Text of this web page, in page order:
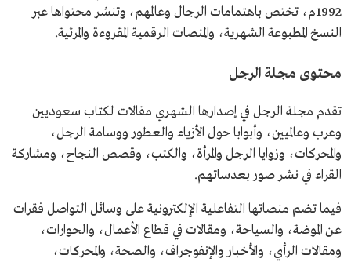
1992م، تختص باهتمامات الرجال وعالمهم، وتنشر محتواها عبر
النسخ المطبوعة الشهرية، والمنصات الرقمية المقروءة والمرئية.
محتوى مجلة الرجل
تقدم مجلة الرجل في إصدارها الشهري مقالات لكتاب سعوديين
وعرب وعالميين، وأبوابا حول الأزياء والعطور ووسامة الرجل،
والمحركات، وزوايا الرجل والمرأة، والكتب، وقصص النجاح، ومشاركة
القراء في نشر صور بعدساتهم.
فيما تضم منصاتها التفاعلية الإلكترونية على وسائل التواصل فقرات
عن الموضة، والسياحة، ومقالات في قطاع الأعمال، والحوارات،
ومقالات الرأي، والأخبار والإنفوجراف، والصحة، والمحركات،